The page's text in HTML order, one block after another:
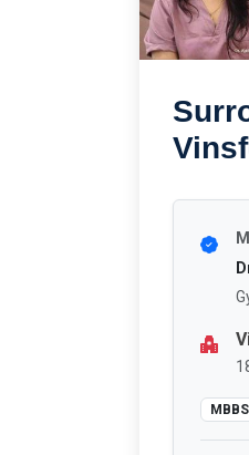
MBBS